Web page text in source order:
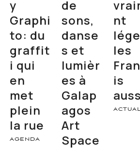
y
Graphi
to: du
graffit
i qui
en
met
plein
la rue
AGENDA
de
sons,
danse
s et
lumièr
es à
Galap
agos
Art
Space
nt
les
is